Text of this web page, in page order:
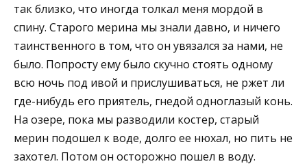
так близко, что иногда толкал меня мордой в
спину. Старого мерина мы знали давно, и ничего
таинственного в том, что он увязался за нами, не
было. Попросту ему было скучно стоять одному
всю ночь под ивой и прислушиваться, не ржет ли
где-нибудь его приятель, гнедой одноглазый конь.
На озере, пока мы разводили костер, старый
мерин подошел к воде, долго ее нюхал, но пить не
захотел. Потом он осторожно пошел в воду.